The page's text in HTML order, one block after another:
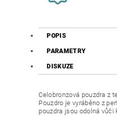
POPIS
PARAMETRY
DISKUZE
Celobronzová pouzdra z
Pouzdro je vyráběno z
pouzdra jsou odolná vůči